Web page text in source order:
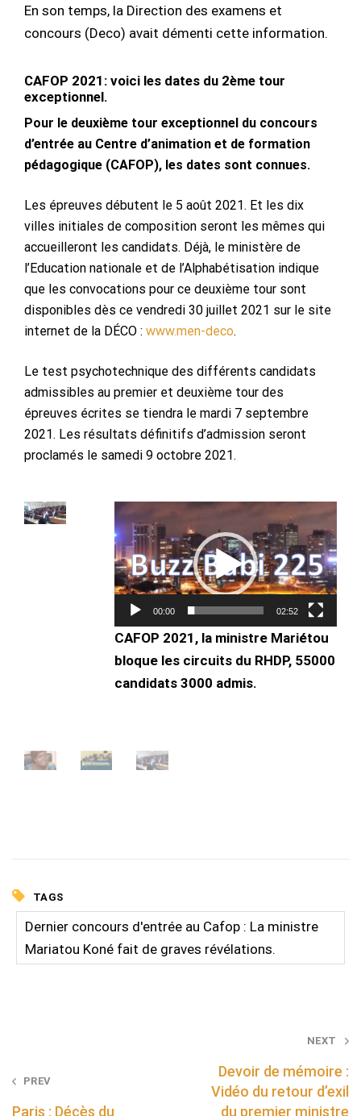
En son temps, la Direction des examens et
concours (Deco) avait démenti cette information.
CAFOP 2021: voici les dates du 2ème tour
exceptionnel.
Pour le deuxième tour exceptionnel du concours
d’entrée au Centre d’animation et de formation
pédagogique (CAFOP), les dates sont connues.
Les épreuves débutent le 5 août 2021. Et les dix
villes initiales de composition seront les mêmes qui
accueilleront les candidats. Déjà, le ministère de
l’Education nationale et de l’Alphabétisation indique
que les convocations pour ce deuxième tour sont
disponibles dès ce vendredi 30 juillet 2021 sur le site
internet de la DÉCO : www.men-deco.
Le test psychotechnique des différents candidats
admissibles au premier et deuxième tour des
épreuves écrites se tiendra le mardi 7 septembre
2021. Les résultats définitifs d’admission seront
proclamés le samedi 9 octobre 2021.
Lecteur
vidéo
00:00 02:52
CAFOP 2021, la ministre Mariétou
bloque les circuits du RHDP, 55000
candidats 3000 admis.
TAGS
Dernier concours d'entrée au Cafop : La ministre
Mariatou Koné fait de graves révélations.
PREV
Paris : Décès du
NEXT
Devoir de mémoire :
Vidéo du retour d’exil
du premier ministre